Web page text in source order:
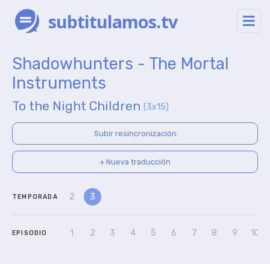
subtitulamos.tv
Shadowhunters - The Mortal
Instruments
To the Night Children (3x15)
Subir resincronización
+ Nueva traducción
TEMPORADA 2 3
EPISODIO 1 2 3 4 5 6 7 8 9 10